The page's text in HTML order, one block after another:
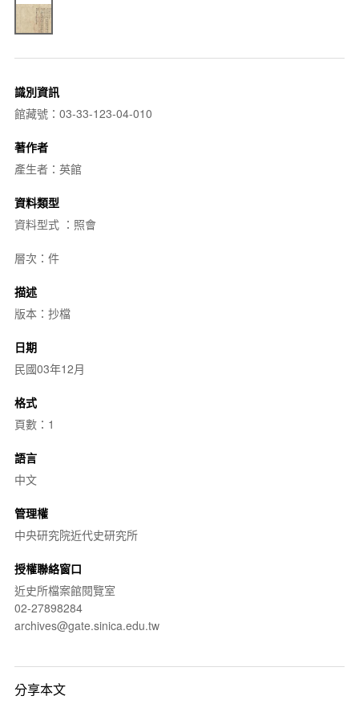
識別資訊
館藏號：03-33-123-04-010
著作者
產生者：英館
資料類型
資料型式 ：照會
層次：件
描述
版本：抄檔
日期
民國03年12月
格式
頁數：1
語言
中文
管理權
中央研究院近代史研究所
授權聯絡窗口
近史所檔案館閱覽室
02-27898284
archives@gate.sinica.edu.tw
分享本文